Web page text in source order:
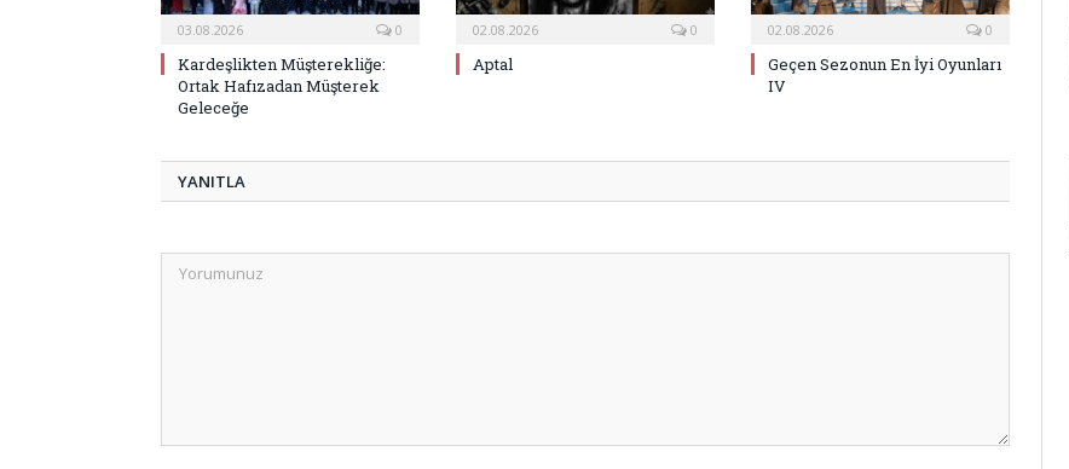
03.08.2026 0
Kardeşlikten Müşterekliğe:
Ortak Hafızadan Müşterek
Geleceğe
02.08.2026 0
Aptal
02.08.2026 0
Geçen Sezonun En İyi Oyunları
IV
YANITLA